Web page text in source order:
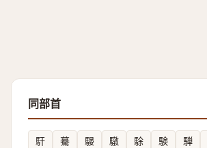
同部首
馯 驀 騴 驐 駼 験 騨